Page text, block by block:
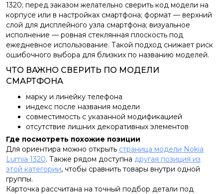
1320; перед заказом желательно сверить код модели на
корпусе или в настройках смартфона; формат — верхний
слой для дисплейного узла смартфона; визуальное
исполнение — ровная стеклянная плоскость под
ежедневное использование. Такой подход снижает риск
ошибочного выбора для близких по названию моделей.
ЧТО ВАЖНО СВЕРИТЬ ПО МОДЕЛИ
СМАРТФОНА
марку и линейку телефона
индекс после названия модели
совместимость с указанной модификацией
отсутствие лишних декоративных элементов
Где посмотреть похожие позиции
Для ориентира можно открыть страница модели Nokia
Lumia 1320. Также рядом доступна другая позиция из
этой категории, чтобы сравнить товары внутри одной
группы.
Карточка рассчитана на точный подбор детали под